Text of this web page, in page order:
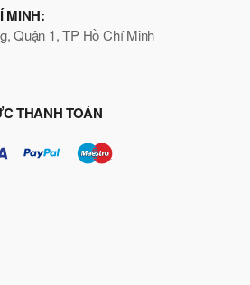
MINH:
Quận 1, TP Hồ Chí Minh
THANH TOÁN